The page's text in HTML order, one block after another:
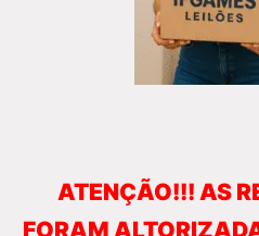
ATENÇÃO!!! AS
FORAM